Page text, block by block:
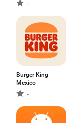
-
Burger King
Mexico
-